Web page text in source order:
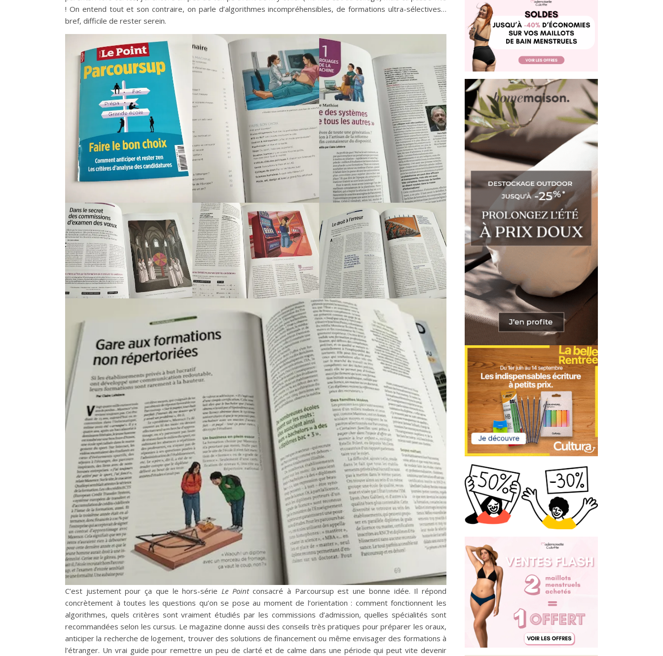
! On entend tout et son contraire, on parle d’algorithmes incompréhensibles, de formations ultra-sélectives…
bref, difficile de rester serein.
C’est justement pour ça que le hors-série Le Pointconsacré à Parcoursup est une bonne idée. Il répond
concrètement à toutes les questions qu’on se pose au moment de l’orientation : comment fonctionnent les
algorithmes, quels critères sont vraiment étudiés par les commissions d’admission, quelles spécialités sont
recommandées selon les cursus. Le magazine donne aussi des conseils très pratiques pour préparer les oraux,
anticiper la recherche de logement, trouver des solutions de financement ou même envisager des formations à
l’étranger. Un vrai guide pour remettre un peu de clarté et de calme dans une période qui peut vite devenir